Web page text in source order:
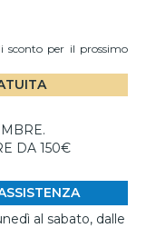
sconto per il prossimo
DA 150€
al sabato, dalle